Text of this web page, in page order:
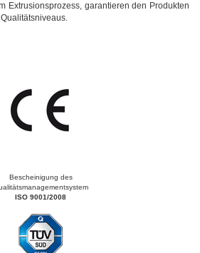
Extrusionsprozess, garantieren den Produkten
Bescheinigung des
ISO 9001/2008